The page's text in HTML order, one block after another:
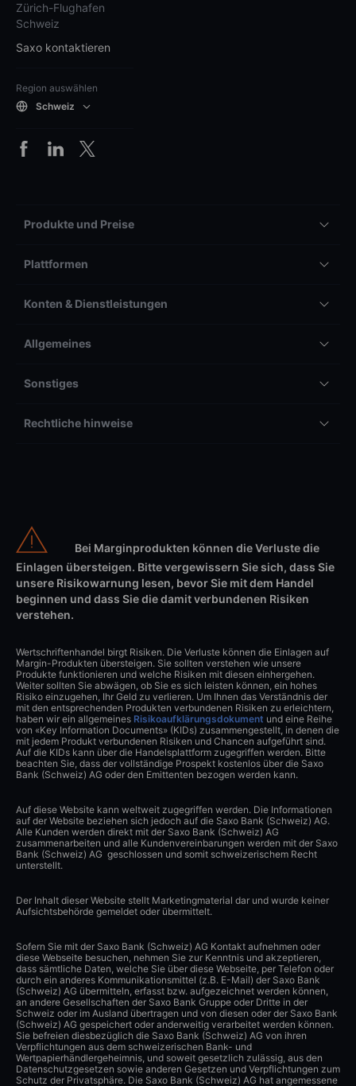
Zürich-Flughafen
Schweiz
Saxo kontaktieren
Region auswählen
Schweiz
Produkte und Preise
Plattformen
Konten & Dienstleistungen
Allgemeines
Sonstiges
Rechtliche hinweise
Bei Marginprodukten können die Verluste die
Einlagen übersteigen. Bitte vergewissern Sie sich, dass Sie
unsere Risikowarnung lesen, bevor Sie mit dem Handel
beginnen und dass Sie die damit verbundenen Risiken
verstehen.
Wertschriftenhandel birgt Risiken. Die Verluste können die Einlagen auf
Margin-Produkten übersteigen. Sie sollten verstehen wie unsere
Produkte funktionieren und welche Risiken mit diesen einhergehen.
Weiter sollten Sie abwägen, ob Sie es sich leisten können, ein hohes
Risiko einzugehen, Ihr Geld zu verlieren. Um Ihnen das Verständnis der
mit den entsprechenden Produkten verbundenen Risiken zu erleichtern,
haben wir ein allgemeines Risikoaufklärungsdokument und eine Reihe
von «Key Information Documents» (KIDs) zusammengestellt, in denen die
mit jedem Produkt verbundenen Risiken und Chancen aufgeführt sind.
Auf die KIDs kann über die Handelsplattform zugegriffen werden. Bitte
beachten Sie, dass der vollständige Prospekt kostenlos über die Saxo
Bank (Schweiz) AG oder den Emittenten bezogen werden kann.
Auf diese Website kann weltweit zugegriffen werden. Die Informationen
auf der Website beziehen sich jedoch auf die Saxo Bank (Schweiz) AG.
Alle Kunden werden direkt mit der Saxo Bank (Schweiz) AG
zusammenarbeiten und alle Kundenvereinbarungen werden mit der Saxo
Bank (Schweiz) AG geschlossen und somit schweizerischem Recht
unterstellt.
Der Inhalt dieser Website stellt Marketingmaterial dar und wurde keiner
Aufsichtsbehörde gemeldet oder übermittelt.
Sofern Sie mit der Saxo Bank (Schweiz) AG Kontakt aufnehmen oder
diese Webseite besuchen, nehmen Sie zur Kenntnis und akzeptieren,
dass sämtliche Daten, welche Sie über diese Webseite, per Telefon oder
durch ein anderes Kommunikationsmittel (z.B. E-Mail) der Saxo Bank
(Schweiz) AG übermitteln, erfasst bzw. aufgezeichnet werden können,
an andere Gesellschaften der Saxo Bank Gruppe oder Dritte in der
Schweiz oder im Ausland übertragen und von diesen oder der Saxo Bank
(Schweiz) AG gespeichert oder anderweitig verarbeitet werden können.
Sie befreien diesbezüglich die Saxo Bank (Schweiz) AG von ihren
Verpflichtungen aus dem schweizerischen Bank- und
Wertpapierhändlergeheimnis, und soweit gesetzlich zulässig, aus den
Datenschutzgesetzen sowie anderen Gesetzen und Verpflichtungen zum
Schutz der Privatsphäre. Die Saxo Bank (Schweiz) AG hat angemessene